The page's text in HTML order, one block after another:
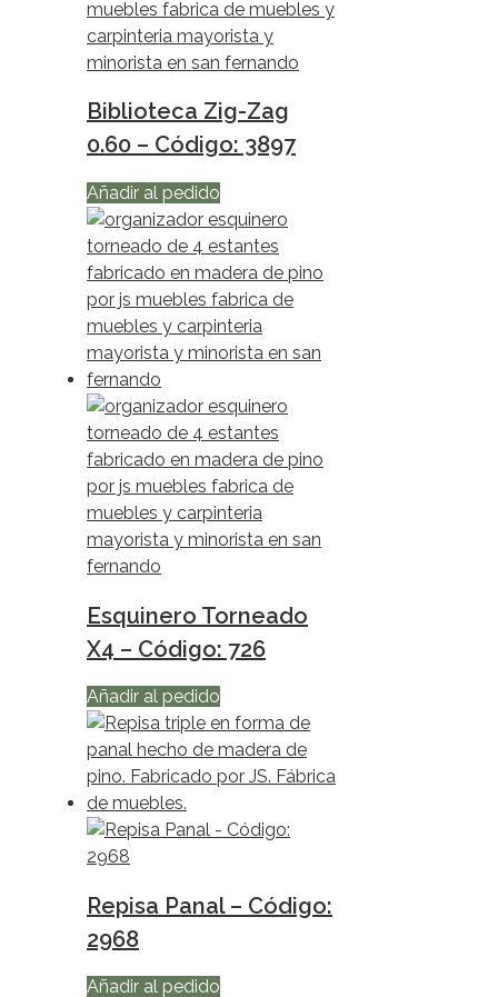
Biblioteca Zig-Zag
0.60 – Código: 3897
Añadir al pedido
Esquinero Torneado
X4 – Código: 726
Añadir al pedido
Repisa Panal – Código:
2968
Añadir al pedido